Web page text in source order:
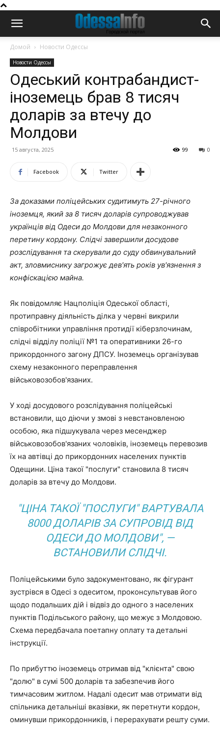
Домой Новости Одессы
Новости Одессы
Одеський контрабандист-
іноземець брав 8 тисяч
доларів за втечу до
Молдови
15 августа, 2025 0
99
Facebook Twitter
За доказами поліцейських судитимуть 27-річного
іноземця, який за 8 тисяч доларів супроводжував
українців від Одеси до Молдови для незаконного
перетину кордону. Слідчі завершили досудове
розслідування та скерували до суду обвинувальний
акт, зловмиснику загрожує дев'ять років ув'язнення з
конфіскацією майна.
Як повідомляє Нацполіція Одеської області,
протиправну діяльність ділка у червні викрили
співробітники управління протидії кіберзлочинам,
слідчі відділу поліції №1 та оперативники 26-го
прикордонного загону ДПСУ. Іноземець організував
схему незаконного переправлення
військовозобов'язаних.
У ході досудового розслідування поліцейські
встановили, що діючи у змові з невстановленою
особою, яка підшукувала через месенджер
військовозобов'язаних чоловіків, іноземець перевозив
їх на автівці до прикордонних населених пунктів
Одещини. Ціна такої "послуги" становила 8 тисяч
доларів за втечу до Молдови.
"ЦІНА ТАКОЇ "ПОСЛУГИ" ВАРТУВАЛА
8000 ДОЛАРІВ ЗА СУПРОВІД ВІД
ОДЕСИ ДО МОЛДОВИ", —
ВСТАНОВИЛИ СЛІДЧІ.
Поліцейськими було задокументовано, як фігурант
зустрівся в Одесі з одеситом, проконсультував його
щодо подальших дій і відвіз до одного з населених
пунктів Подільського району, що межує з Молдовою.
Схема передбачала поетапну оплату та детальні
інструкції.
По прибуттю іноземець отримав від "клієнта" свою
"долю" в сумі 500 доларів та забезпечив його
тимчасовим житлом. Надалі одесит мав отримати від
спільника детальніші вказівки, як перетнути кордон,
оминувши прикордонників, і перерахувати решту суми.